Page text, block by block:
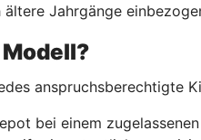
Jahrgänge
anspruchsberechtigte
bei einem